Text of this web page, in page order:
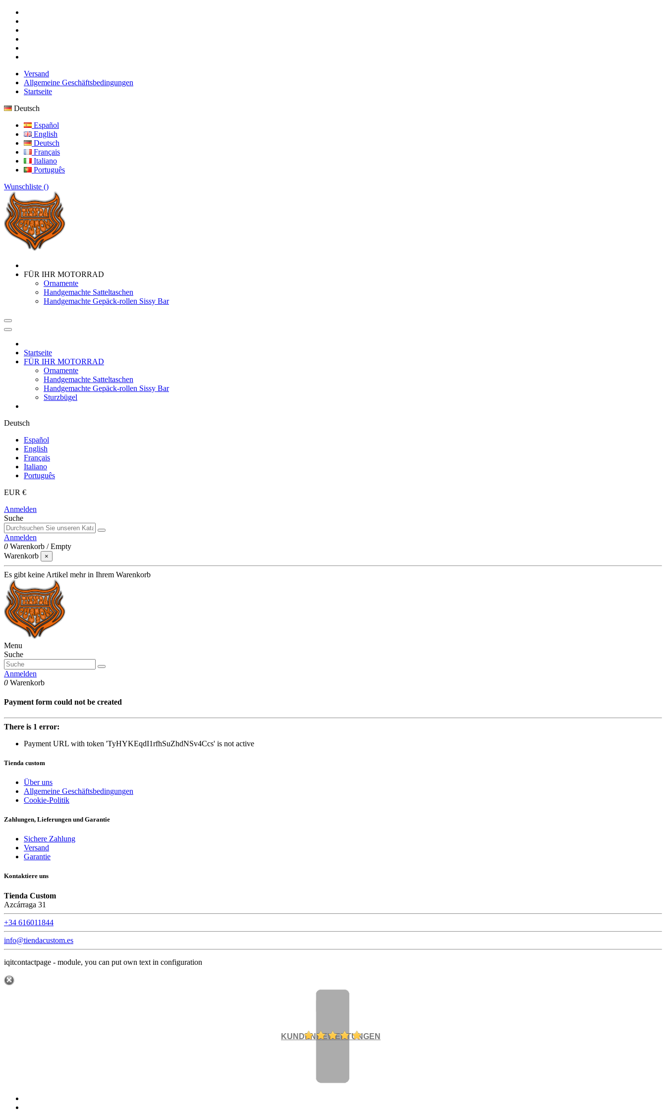
Versand
Allgemeine Geschäftsbedingungen
Startseite
Deutsch
Español
English
Deutsch
Français
Italiano
Português
Wunschliste ()
FÜR IHR MOTORRAD
Ornamente
Handgemachte Satteltaschen
Handgemachte Gepäck-rollen Sissy Bar
Startseite
FÜR IHR MOTORRAD
Ornamente
Handgemachte Satteltaschen
Handgemachte Gepäck-rollen Sissy Bar
Sturzbügel
Deutsch
Español
English
Français
Italiano
Português
EUR €
Anmelden
Suche
Anmelden
0 Warenkorb /Empty
Warenkorb
×
Es gibt keine Artikel mehr in Ihrem Warenkorb
Menu
Suche
Anmelden
0 Warenkorb
Payment form could not be created
There is 1 error:
Payment URL with token 'TyHYKEqdI1rfhSuZhdNSv4Ccs' is not active
Tienda custom
Über uns
Allgemeine Geschäftsbedingungen
Cookie-Politik
Zahlungen, Lieferungen und Garantie
Sichere Zahlung
Versand
Garantie
Kontaktiere uns
Tienda Custom
Azcárraga 31
+34 616011844
info@tiendacustom.es
iqitcontactpage - module, you can put own text in configuration
KUNDENBEWERTUNGEN